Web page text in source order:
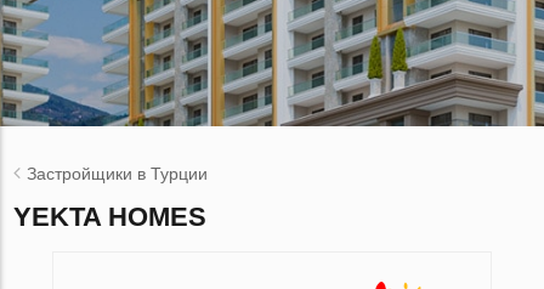
Застройщики в Турции
YEKTA HOMES